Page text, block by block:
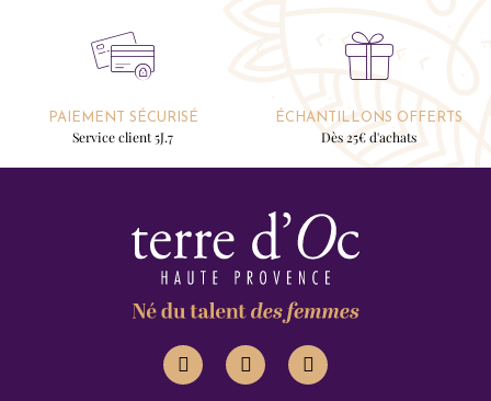
PAIEMENT SÉCURISÉ
Service client 5J.7
ÉCHANTILLONS OFFERTS
Dès 25€ d'achats